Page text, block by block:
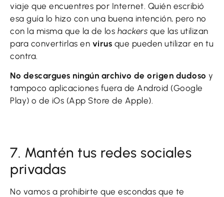
viaje que encuentres por Internet. Quién escribió
esa guía lo hizo con una buena intención, pero no
con la misma que la de los hackers que las utilizan
para convertirlas en virus que pueden utilizar en tu
contra.
No descargues ningún archivo de origen dudoso y
tampoco aplicaciones fuera de Android (Google
Play) o de iOs (App Store de Apple).
7. Mantén tus redes sociales
privadas
No vamos a prohibirte que escondas que te